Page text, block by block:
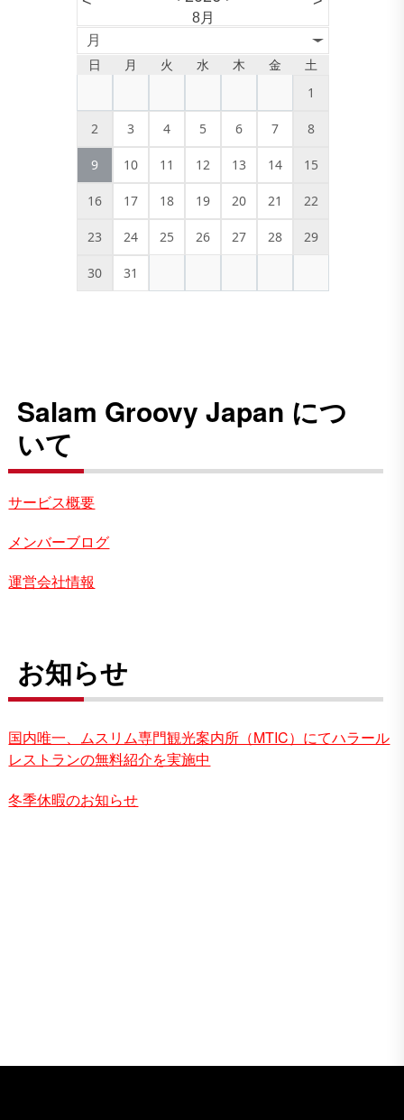
8月
月
日 月 火 水 木 金 土
1
2 3 4 5 6 7 8
9 10 11 12 13 14 15
16 17 18 19 20 21 22
23 24 25 26 27 28 29
30 31
Salam Groovy Japan につ
いて
サービス概要
メンバーブログ
運営会社情報
お知らせ
国内唯一、ムスリム専門観光案内所（MTIC）にてハラール
レストランの無料紹介を実施中
冬季休暇のお知らせ